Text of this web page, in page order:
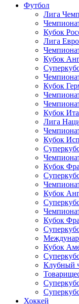
Футбол
Лига
Кубок
Лига
Кубок
Кубок
Кубок
Лига
Кубок
Кубок
Кубок
Кубок
Кубок
Клубный
Хоккей